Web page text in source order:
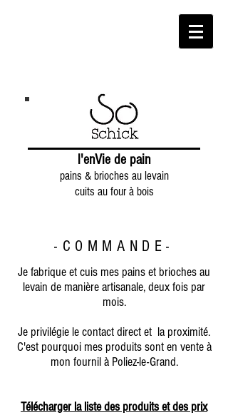
l'enVie de pain
pains & brioches au levain
cuits au four à bois
-COMMANDE-
Je fabrique et cuis mes pains et brioches au
levain de manière artisanale, deux fois par
mois.
Je privilégie le contact direct et la proximité.
C'est pourquoi mes produits sont en vente à
mon fournil à Poliez-le-Grand.
Télécharger la liste des produits et des prix